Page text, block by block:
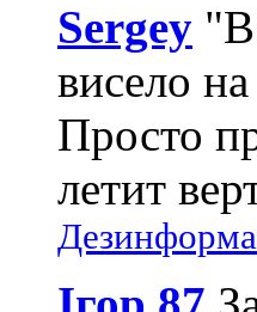
Sergey "В
висело
Просто
летит